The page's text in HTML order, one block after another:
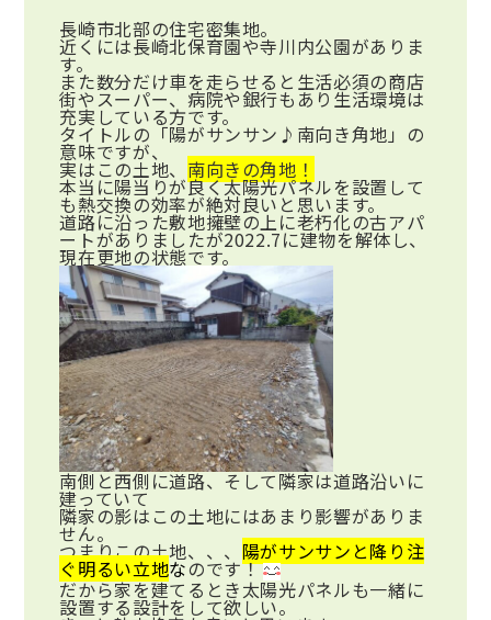
長崎市北部の住宅密集地。
近くには長崎北保育園や寺川内公園がありま
す。
また数分だけ車を走らせると生活必須の商店
街やスーパー、病院や銀行もあり生活環境は
充実している方です。
タイトルの「陽がサンサン♪南向き角地」の
意味ですが、
実はこの土地、 南向きの角地！
本当に陽当りが良く太陽光パネルを設置して
も熱交換の効率が絶対良いと思います。
道路に沿った敷地擁壁の上に老朽化の古アパ
ートがありましたが2022.7に建物を解体し、
現在更地の状態です。
南側と西側に道路、そして隣家は道路沿いに
建っていて
隣家の影はこの土地にはあまり影響がありま
せん。
つまりこの土地、、、 陽がサンサンと降り注
ぐ明るい立地なのです！
だから家を建てるとき太陽光パネルも一緒に
設置する設計をして欲しい。